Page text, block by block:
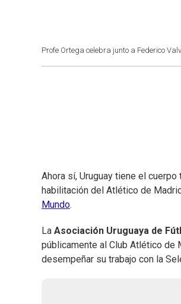
Profe Ortega celebra junto a Federico
Ahora sí, Uruguay tiene el
habilitación del Atlético de
Mundo.
La Asociación Uruguaya de
públicamente al Club Atlético de
desempeñar su trabajo con la